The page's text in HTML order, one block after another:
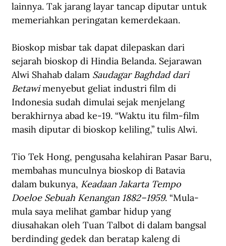
lainnya. Tak jarang layar tancap diputar untuk
memeriahkan peringatan kemerdekaan.
Bioskop misbar tak dapat dilepaskan dari
sejarah bioskop di Hindia Belanda. Sejarawan
Alwi Shahab dalam Saudagar Baghdad dari
Betawi menyebut geliat industri film di
Indonesia sudah dimulai sejak menjelang
berakhirnya abad ke-19. “Waktu itu film-film
masih diputar di bioskop keliling,” tulis Alwi.
Tio Tek Hong, pengusaha kelahiran Pasar Baru,
membahas munculnya bioskop di Batavia
dalam bukunya, Keadaan Jakarta Tempo
Doeloe Sebuah Kenangan 1882–1959. “Mula-
mula saya melihat gambar hidup yang
diusahakan oleh Tuan Talbot di dalam bangsal
berdinding gedek dan beratap kaleng di